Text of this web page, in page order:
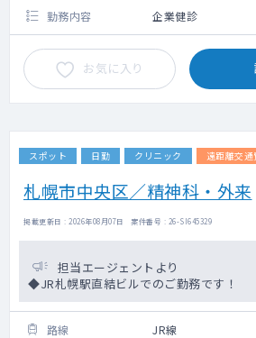
勤務内容 企業健診
お気に入り
スポット 日勤 クリニック 遠距離交
札幌市中央区／精神科・外来
掲載更新日 : 2026年08月07日 案件番号 : 26-SI645329
担当エージェントより
◆JR札幌駅直結ビルでのご勤務です！
路線 JR線